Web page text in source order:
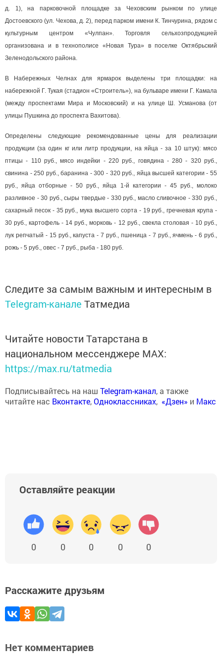
д. 1), на парковочной площадке за Чеховским рынком по улице
Достоевского (ул. Чехова, д. 2), перед парком имени К. Тинчурина, рядом с
культурным центром «Чулпан». Торговля сельхозпродукцией
организована и в технополисе «Новая Тура» в поселке Октябрьский
Зеленодольского района.
В Набережных Челнах для ярмарок выделены три площадки: на
набережной Г. Тукая (стадион «Строитель»), на бульваре имени Г. Камала
(между проспектами Мира и Московский) и на улице Ш. Усманова (от
улицы Пушкина до проспекта Вахитова).
Определены следующие рекомендованные цены для реализации
продукции (за один кг или литр продукции, на яйца - за 10 штук): мясо
птицы - 110 руб., мясо индейки - 220 руб., говядина - 280 - 320 руб.,
свинина - 250 руб., баранина - 300 - 320 руб., яйца высшей категории - 55
руб., яйца отборные - 50 руб., яйца 1-й категории - 45 руб., молоко
разливное - 30 руб., сыры твердые - 330 руб., масло сливочное - 330 руб.,
сахарный песок - 35 руб., мука высшего сорта - 19 руб., гречневая крупа -
30 руб., картофель - 14 руб., морковь - 12 руб., свекла столовая - 10 руб.,
лук репчатый - 15 руб., капуста - 7 руб., пшеница - 7 руб., ячмень - 6 руб.,
рожь - 5 руб., овес - 7 руб., рыба - 180 руб.
Следите за самым важным и интересным в
Telegram-канале Татмедиа
Читайте новости Татарстана в
национальном мессенджере MАХ:
https://max.ru/tatmedia
Подписывайтесь на наш Telegram-канал, а также
читайте нас Вконтакте,Одноклассниках, «Дзен» и Макс
Оставляйте реакции
0 0 0 0 0
Расскажите друзьям
Нет комментариев